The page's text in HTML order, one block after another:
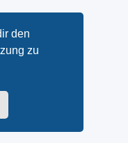
den
zu